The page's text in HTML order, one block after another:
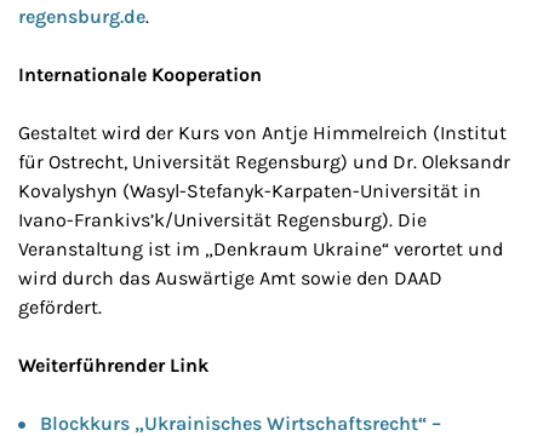
regensburg.de.
Internationale Kooperation
Gestaltet wird der Kurs von Antje Himmelreich (Institut
für Ostrecht, Universität Regensburg) und Dr. Oleksandr
Kovalyshyn (Wasyl-Stefanyk-Karpaten-Universität in
Ivano-Frankivs’k/Universität Regensburg). Die
Veranstaltung ist im „Denkraum Ukraine“ verortet und
wird durch das Auswärtige Amt sowie den DAAD
gefördert.
Weiterführender Link
Blockkurs „Ukrainisches Wirtschaftsrecht“ –